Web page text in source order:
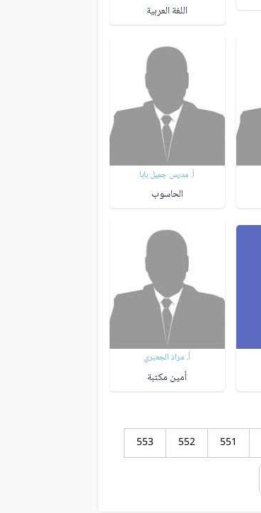
اللغة العربية
أ. مدرس جميل بابا
الحاسوب
أ. مراد الجعبري
أمين مكتبة
551
552
553